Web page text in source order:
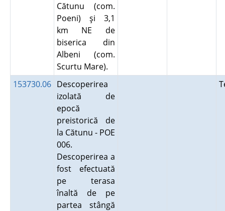
Cătunu (com.
Poeni) şi 3,1
km NE de
biserica din
Albeni (com.
Scurtu Mare).
153730.06 Descoperirea
izolată de
epocă
preistorică de
la Cătunu - POE
006.
Descoperirea a
fost efectuată
pe terasa
înaltă de pe
partea stângă